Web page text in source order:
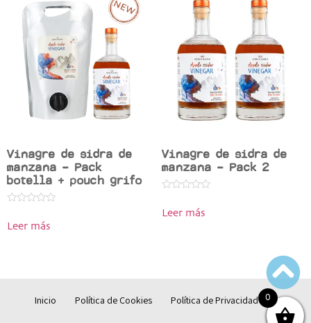
Vinagre de sidra de
manzana – Pack
botella + pouch grifo
0Leer más
Vinagre de sidra de
manzana – Pack 2
0Leer más
Inicio Política de Cookies Política de Privacidad 0